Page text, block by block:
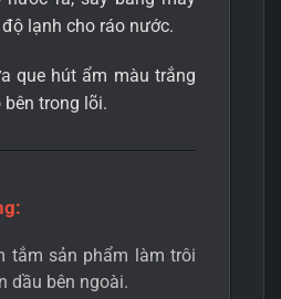
lạnh cho ráo nước.
que hút ẩm màu trắng
trong lõi.
tắm sản phẩm làm trôi
dầu bên ngoài.